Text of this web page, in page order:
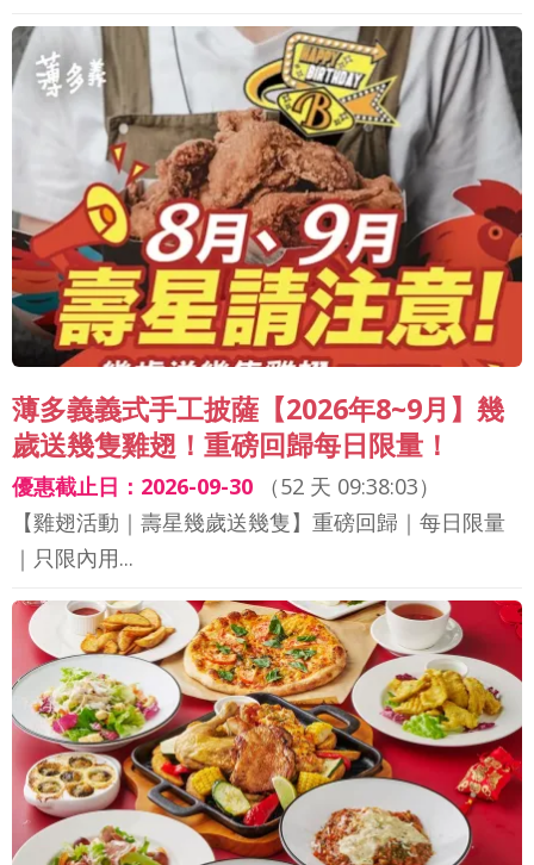
薄多義義式手工披薩【2026年8~9月】幾
歲送幾隻雞翅！重磅回歸每日限量！
優惠截止日：2026-09-30（52 天 09:38:01）
【雞翅活動｜壽星幾歲送幾隻】重磅回歸｜每日限量
｜只限內用...